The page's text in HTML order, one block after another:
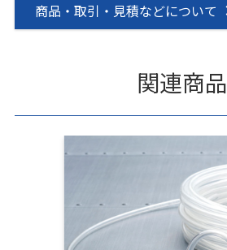
商品・取引・見積などについて
関連商品